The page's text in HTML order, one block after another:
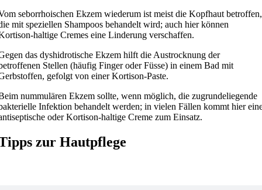
seborrhoischen Ekzem wiederum ist meist die Kopfhaut betroffen,
mit speziellen Shampoos behandelt wird; auch hier können
haltige Cremes eine Linderung verschaffen.
das dyshidrotische Ekzem hilft die Austrocknung der
Stellen (häufig Finger oder Füsse) in einem Bad mit
gefolgt von einer Kortison-Paste.
nummulären Ekzem sollte, wenn möglich, die zugrundeliegende
Infektion behandelt werden; in vielen Fällen kommt hier
oder Kortison-haltige Creme zum Einsatz.
zur Hautpflege